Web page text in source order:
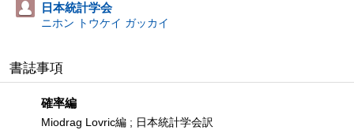
日本統計学会
ニホン トウケイ ガッカイ
書誌事項
確率編
Miodrag Lovric編 ; 日本統計学会訳